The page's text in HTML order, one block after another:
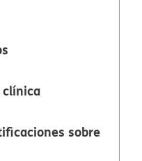
clínica​​
sobre